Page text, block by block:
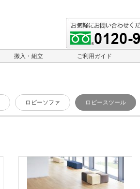
搬入・組立 ご利用ガイド
ロビーソファ ロビースツール